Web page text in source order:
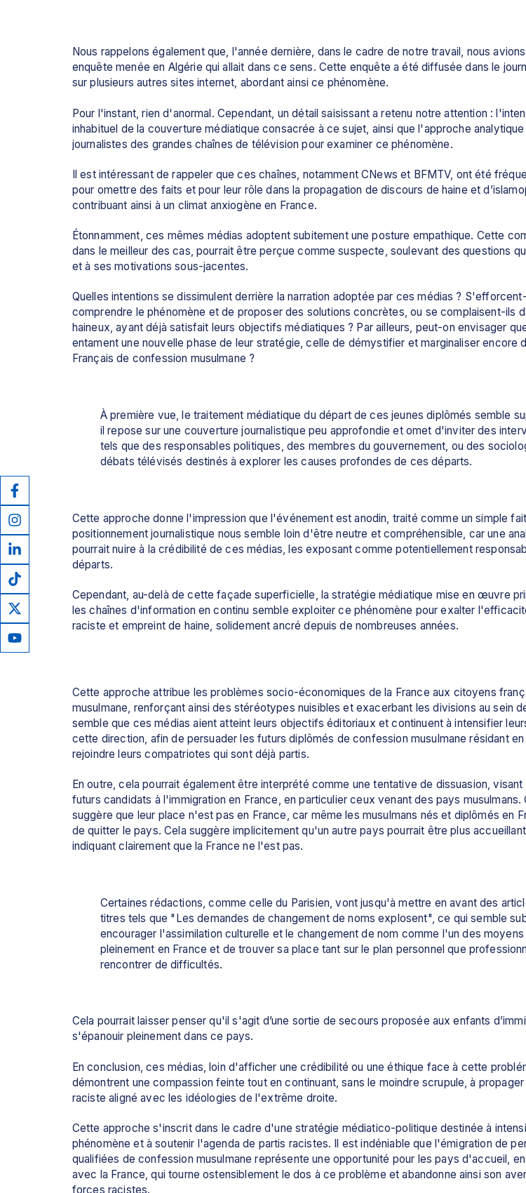
Nous rappelons également que, l'année dernière, dans le cadre de notre travail, nous
enquête menée en Algérie qui allait dans ce sens. Cette enquête a été diffusée dans le
sur plusieurs autres sites internet, abordant ainsi ce phénomène.
Pour l'instant, rien d'anormal. Cependant, un détail saisissant a retenu notre attention :
inhabituel de la couverture médiatique consacrée à ce sujet, ainsi que l'approche
journalistes des grandes chaînes de télévision pour examiner ce phénomène.
Il est intéressant de rappeler que ces chaînes, notamment CNews et BFMTV, ont été
pour omettre des faits et pour leur rôle dans la propagation de discours de haine et
contribuant ainsi à un climat anxiogène en France.
Étonnamment, ces mêmes médias adoptent subitement une posture empathique. Cette
dans le meilleur des cas, pourrait être perçue comme suspecte, soulevant des questions
et à ses motivations sous-jacentes.
Quelles intentions se dissimulent derrière la narration adoptée par ces médias ?
comprendre le phénomène et de proposer des solutions concrètes, ou se complaisent-ils
haineux, ayant déjà satisfait leurs objectifs médiatiques ? Par ailleurs, peut-on envisager
entament une nouvelle phase de leur stratégie, celle de démystifier et marginaliser encore
Français de confession musulmane ?
À première vue, le traitement médiatique du départ de ces jeunes diplômés semble
il repose sur une couverture journalistique peu approfondie et omet d'inviter des
tels que des responsables politiques, des membres du gouvernement, ou des
débats télévisés destinés à explorer les causes profondes de ces départs.
Cette approche donne l'impression que l'événement est anodin, traité comme un simple
positionnement journalistique nous semble loin d'être neutre et compréhensible, car une
pourrait nuire à la crédibilité de ces médias, les exposant comme potentiellement
départs.
Cependant, au-delà de cette façade superficielle, la stratégie médiatique mise en œuvre
les chaînes d'information en continu semble exploiter ce phénomène pour exalter
raciste et empreint de haine, solidement ancré depuis de nombreuses années.
Cette approche attribue les problèmes socio-économiques de la France aux citoyens
musulmane, renforçant ainsi des stéréotypes nuisibles et exacerbant les divisions au sein
semble que ces médias aient atteint leurs objectifs éditoriaux et continuent à intensifier
cette direction, afin de persuader les futurs diplômés de confession musulmane résidant
rejoindre leurs compatriotes qui sont déjà partis.
En outre, cela pourrait également être interprété comme une tentative de dissuasion,
futurs candidats à l'immigration en France, en particulier ceux venant des pays
suggère que leur place n'est pas en France, car même les musulmans nés et diplômés en
de quitter le pays. Cela suggère implicitement qu'un autre pays pourrait être plus
indiquant clairement que la France ne l'est pas.
Certaines rédactions, comme celle du Parisien, vont jusqu'à mettre en avant des
titres tels que "Les demandes de changement de noms explosent", ce qui semble
encourager l'assimilation culturelle et le changement de nom comme l'un des
pleinement en France et de trouver sa place tant sur le plan personnel que
rencontrer de difficultés.
Cela pourrait laisser penser qu'il s'agit d’une sortie de secours proposée aux enfants
s'épanouir pleinement dans ce pays.
En conclusion, ces médias, loin d'afficher une crédibilité ou une éthique face à cette
démontrent une compassion feinte tout en continuant, sans le moindre scrupule, à
raciste aligné avec les idéologies de l'extrême droite.
Cette approche s'inscrit dans le cadre d'une stratégie médiatico-politique destinée à
phénomène et à soutenir l'agenda de partis racistes. Il est indéniable que l'émigration de
qualifiées de confession musulmane représente une opportunité pour les pays d'accueil,
avec la France, qui tourne ostensiblement le dos à ce problème et abandonne ainsi son
forces racistes.